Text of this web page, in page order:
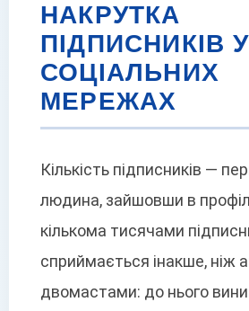
НАКРУТКА
ПІДПИСНИКІВ У
СОЦІАЛЬНИХ
МЕРЕЖАХ
Кількість підписників —
людина, зайшовши в
кількома тисячами
сприймається інакше, ніж
двомастами: до нього